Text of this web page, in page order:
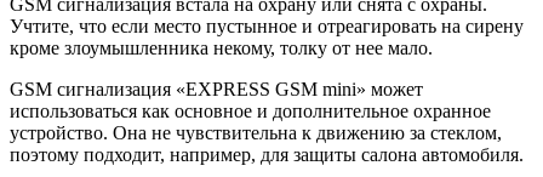
Учтите, что если место пустынное и отреагировать на сирену
кроме злоумышленника некому, толку от нее мало.
GSM сигнализация «EXPRESS GSM mini» может
использоваться как основное и дополнительное охранное
устройство. Она не чувствительна к движению за стеклом,
поэтому подходит, например, для защиты салона автомобиля.